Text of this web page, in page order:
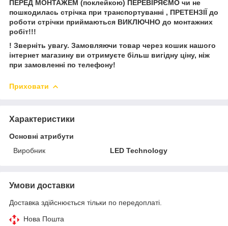
ПЕРЕД МОНТАЖЕМ (поклейкою) ПЕРЕВІРЯЄМО чи не
пошкодилась стрічка при транспортуванні , ПРЕТЕНЗІЇ до
роботи стрічки приймаються ВИКЛЮЧНО до монтажних
робіт!!!
! Зверніть увагу. Замовляючи товар через кошик нашого
інтернет магазину ви отримуєте більш вигідну ціну, ніж
при замовленні по телефону!
Приховати
Характеристики
Основні атрибути
Виробник
LED Technology
Умови доставки
Доставка здійснюється тільки по передоплаті.
Нова Пошта